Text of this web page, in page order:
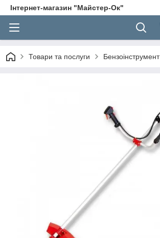
Інтернет-магазин "Майстер-Ок"
Товари та послуги Бензоінструмент